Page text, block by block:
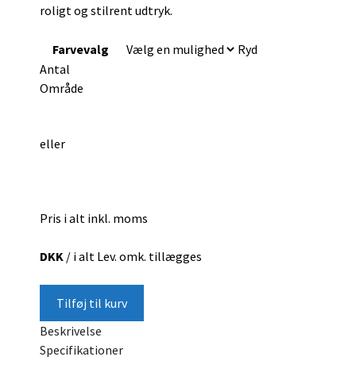
roligt og stilrent udtryk.
Farvevalg
Ryd
Antal
Område
eller
Pris i alt inkl. moms
DKK / i alt Lev. omk. tillægges
Tilføj til kurv
Beskrivelse
Specifikationer